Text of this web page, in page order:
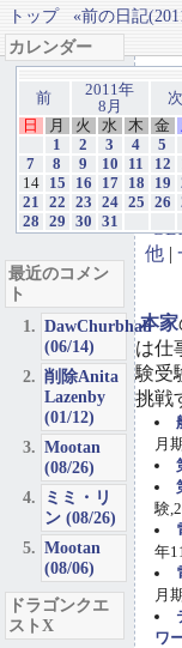
トップ «前の日記
他 |
本家
は仕
験受
挑戦
月
験
年
月
ワ
カレンダー
前
2011年
8月
次
日
月 火 水 木 金
1
2 3 4 5
7
8 9 10 11 12
14
15 16 17 18 19
21
22 23 24 25 26
28
29 30 31
最近のコメン
ト
DawChurbhab
(06/14)
削除Anita
Lazenby
(01/12)
Mootan
(08/26)
ミミ・リ
ン (08/26)
Mootan
(08/06)
ドラゴンクエ
ストX